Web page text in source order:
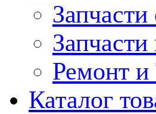
Ремонт и
Каталог